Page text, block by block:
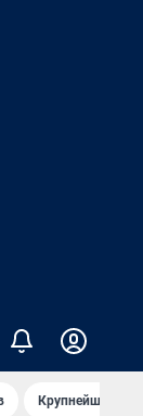
Крупнейшие